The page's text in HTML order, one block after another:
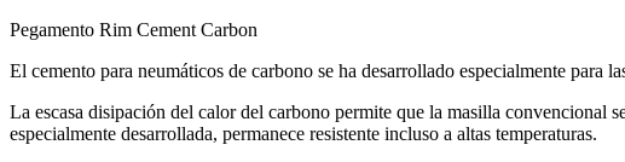
Pegamento Rim Cement Carbon
El cemento para neumáticos de carbono se ha desarrollado especialmente para
La escasa disipación del calor del carbono permite que la masilla convencional
especialmente desarrollada, permanece resistente incluso a altas temperaturas.